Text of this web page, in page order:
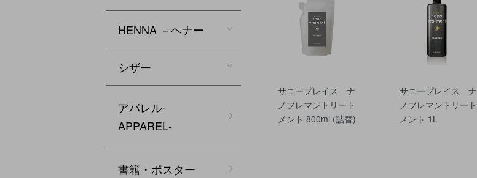
サニープレイス ナ
ノブレマントリート
メント 800ml (詰替)
サニープレイス ナ
ノブレマントリート
メント 1L
HENNA －ヘナー
シザー
アパレル‐
APPAREL‐
書籍・ポスター